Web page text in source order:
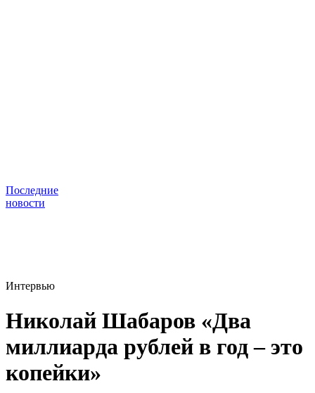
Последние
новости
Интервью
Николай Шабаров «Два
миллиарда рублей в год – это
копейки»